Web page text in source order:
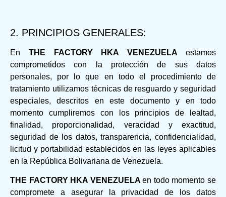
2. PRINCIPIOS GENERALES:
En THE FACTORY HKA VENEZUELAestamos
comprometidos con la protección de sus datos
personales, por lo que en todo el procedimiento de
tratamiento utilizamos técnicas de resguardo y seguridad
especiales, descritos en este documento y en todo
momento cumpliremos con los principios de lealtad,
finalidad, proporcionalidad, veracidad y exactitud,
seguridad de los datos, transparencia, confidencialidad,
licitud y portabilidad establecidos en las leyes aplicables
en la República Bolivariana de Venezuela.
THE FACTORY HKA VENEZUELAen todo momento se
compromete a asegurar la privacidad de los datos